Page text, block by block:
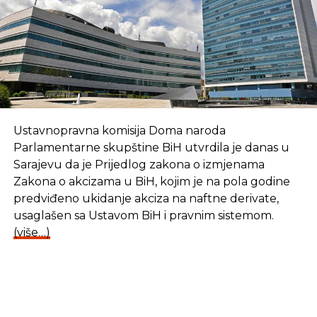
U Ministarstvu ističu da je povećan i iznos novčane
kazne od za turističku organizaciju, od 2.000 KM
do 10.000 KM, ukoliko organizacija sredstva
prikupljena po osnovu boravišne takse potroši
nenamjenski.
KM do 50.000 KM kazni odgovorno lice u jedinici
lokalne samouprave ako sredstva boravišne takse
koja su uplaćena na račun posebnih namjena ne
stavi na raspolaganje turističkoj organizaciji opštine
ili grada.
Ustavnopravna komisija Doma naroda
Parlamentarne skupštine BiH utvrdila je danas u
Sarajevu da je Prijedlog zakona o izmjenama
Zakona o akcizama u BiH, kojim je na pola godine
predviđeno ukidanje akciza na naftne derivate,
usaglašen sa Ustavom BiH i pravnim sistemom.
(više…)